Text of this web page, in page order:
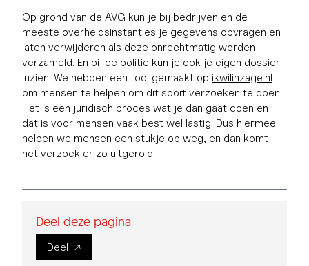
Op grond van de AVG kun je bij bedrijven en de
meeste overheidsinstanties je gegevens opvragen en
laten verwijderen als deze onrechtmatig worden
verzameld. En bij de politie kun je ook je eigen dossier
inzien. We hebben een tool gemaakt op ikwilinzage.nl
om mensen te helpen om dit soort verzoeken te doen.
Het is een juridisch proces wat je dan gaat doen en
dat is voor mensen vaak best wel lastig. Dus hiermee
helpen we mensen een stukje op weg, en dan komt
het verzoek er zo uitgerold.
Deel deze pagina
Deel